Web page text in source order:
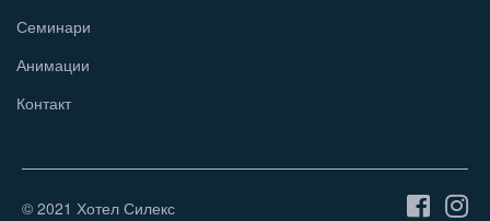
Семинари
Анимации
Контакт
© 2021 Хотел Силекс